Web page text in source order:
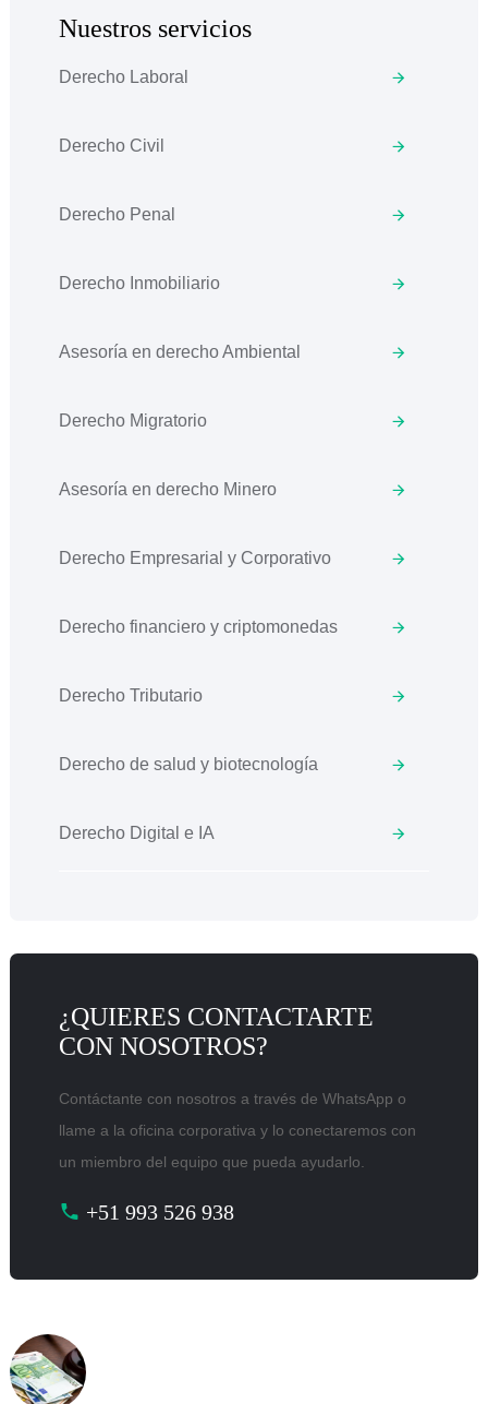
Nuestros servicios
Derecho Laboral
Derecho Civil
Derecho Penal
Derecho Inmobiliario
Asesoría en derecho Ambiental
Derecho Migratorio
Asesoría en derecho Minero
Derecho Empresarial y Corporativo
Derecho financiero y criptomonedas
Derecho Tributario
Derecho de salud y biotecnología
Derecho Digital e IA
¿QUIERES CONTACTARTE
CON NOSOTROS?
Contáctante con nosotros a través de WhatsApp o
llame a la oficina corporativa y lo conectaremos con
un miembro del equipo que pueda ayudarlo.
+51 993 526 938